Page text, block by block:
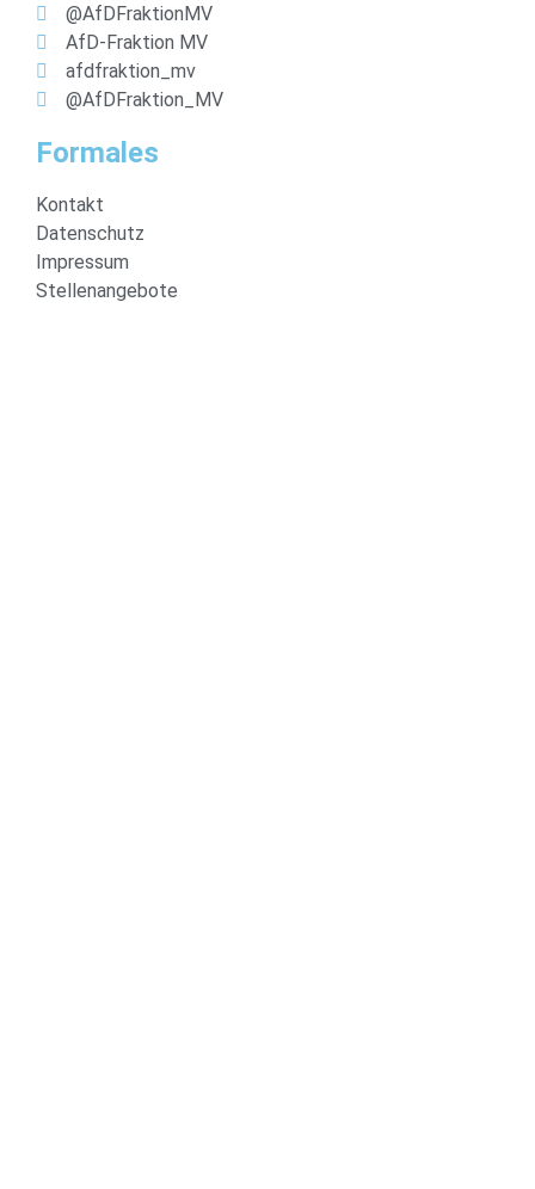
@AfDFraktionMV
AfD-Fraktion MV
afdfraktion_mv
@AfDFraktion_MV
Formales
Kontakt
Datenschutz
Impressum
Stellenangebote